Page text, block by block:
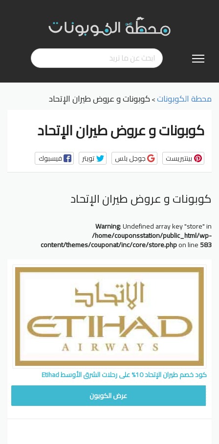
إلى
محطة الكوبونات>كوبونات و عروض طيران الإتحاد
كوبونات و عروض طيران الإتحاد
فيسبوك تويتر جوجل بلس بينتيريست
كوبونات و عروض طيران الإتحاد
Warning: Undefined array key "store" in
/home/couponsstation/public_html/wp-
content/themes/couponat/inc/core/store.phpon line583
كود خصم طيران الإتحاد 10% على رحلات الشرق الأوسط Etihad
عرض الكوبون